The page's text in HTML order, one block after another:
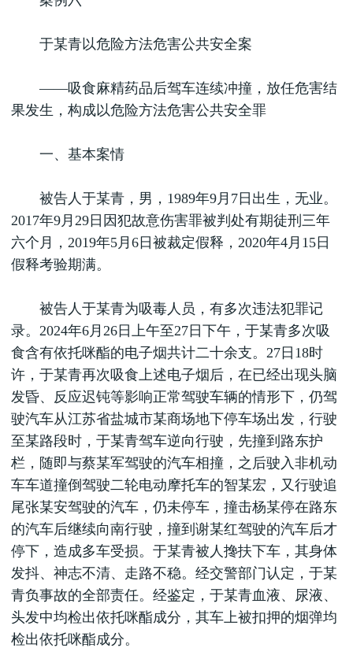
于某青以危险方法危害公共安全案
——吸食麻精药品后驾车连续冲撞，放任危害结
果发生，构成以危险方法危害公共安全罪
一、基本案情
被告人于某青，男，1989年9月7日出生，无业。
2017年9月29日因犯故意伤害罪被判处有期徒刑三年
六个月，2019年5月6日被裁定假释，2020年4月15日
假释考验期满。
被告人于某青为吸毒人员，有多次违法犯罪记
录。2024年6月26日上午至27日下午，于某青多次吸
食含有依托咪酯的电子烟共计二十余支。27日18时
许，于某青再次吸食上述电子烟后，在已经出现头脑
发昏、反应迟钝等影响正常驾驶车辆的情形下，仍驾
驶汽车从江苏省盐城市某商场地下停车场出发，行驶
至某路段时，于某青驾车逆向行驶，先撞到路东护
栏，随即与蔡某军驾驶的汽车相撞，之后驶入非机动
车车道撞倒驾驶二轮电动摩托车的智某宏，又行驶追
尾张某安驾驶的汽车，仍未停车，撞击杨某停在路东
的汽车后继续向南行驶，撞到谢某红驾驶的汽车后才
停下，造成多车受损。于某青被人搀扶下车，其身体
发抖、神志不清、走路不稳。经交警部门认定，于某
青负事故的全部责任。经鉴定，于某青血液、尿液、
头发中均检出依托咪酯成分，其车上被扣押的烟弹均
检出依托咪酯成分。